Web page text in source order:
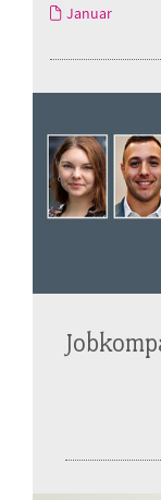
Januar